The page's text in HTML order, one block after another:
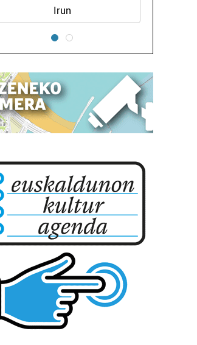
Errenteria-Orereta